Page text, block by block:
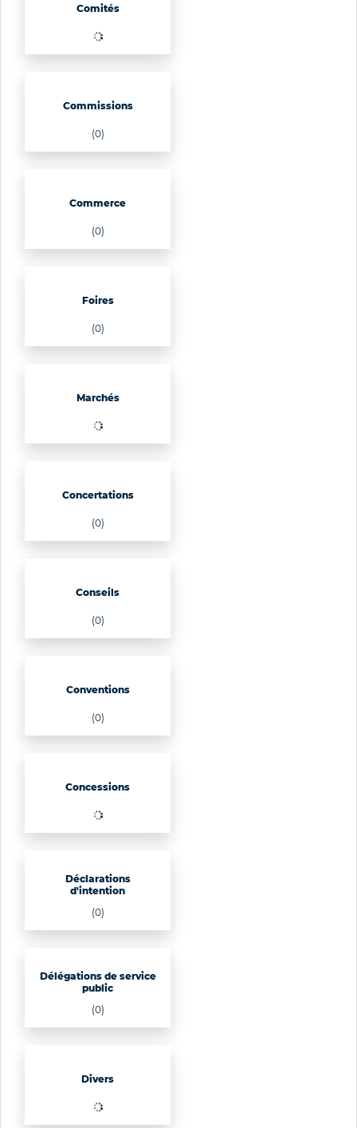
Comités
Commissions
(0)
Commerce
(0)
Foires
(0)
Marchés
Concertations
(0)
Conseils
(0)
Conventions
(0)
Concessions
Déclarations
d'intention
(0)
Délégations de service
public
(0)
Divers